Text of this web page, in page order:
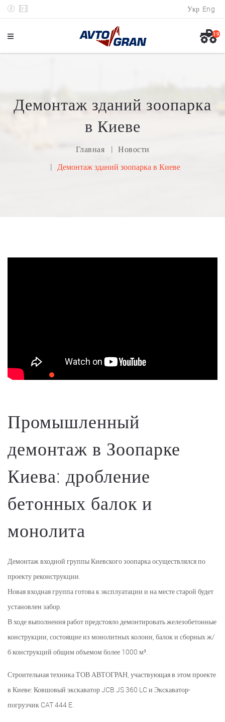
Укр Eng
19
Демонтаж зданий зоопарка
в Киеве
Главная
Новости
Демонтаж зданий зоопарка в Киеве
Промышленный
демонтаж в Зоопарке
Киева: дробление
бетонных балок и
монолита
Демонтаж входной группы Киевского зоопарка осуществлялся по
проекту реконструкции.
Новая входная группа готова к эксплуатации и на месте старой будет
установлен забор.
В ходе выполнения работ предстояло демонтировать железобетонные
конструкции, состоящие из монолитных колонн, балок и сборных ж/
б конструкций общим объемом более 1000 м³.
Строительная техника ТОВ АВТОГРАН, участвующая в этом проекте
в Киеве: Ковшовый экскаватор JCB JS 360 LC и Экскаватор-
погрузчик CAT 444 E.